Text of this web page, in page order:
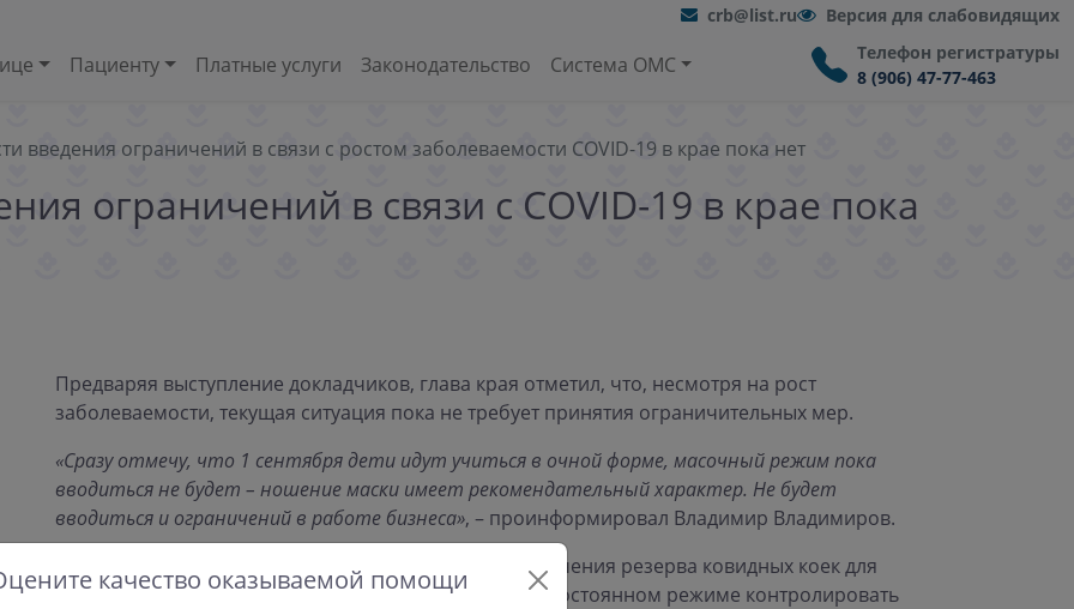
crb@list.ru Версия для слабовидящих
Пациенту Платные услуги Законодательство Система ОМС
Телефон регистратуры
8 (906) 47-77-463
введения ограничений в связи с ростом заболеваемости COVID-19 в крае пока нет
ограничений в связи с COVID-19 в крае пока
Предваряя выступление докладчиков, глава края отметил, что, несмотря на рост
заболеваемости, текущая ситуация пока не требует принятия ограничительных мер.
«Сразу отмечу, что 1 сентября дети идут учиться в очной форме, масочный режим пока
вводиться не будет – ношение маски имеет рекомендательный характер. Не будет
вводиться и ограничений в работе бизнеса», – проинформировал Владимир Владимиров.
Тем не менее, он поручил проработать вопрос увеличения резерва ковидных коек для
своевременного оказания медицинской помощи, в постоянном режиме контролировать
качество оказываемой помощи